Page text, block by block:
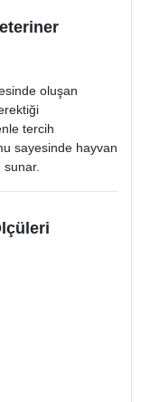
oluşan
tercih
sayesinde hayvan
sunar.